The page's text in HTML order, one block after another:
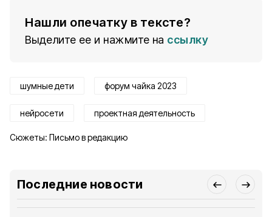
Нашли опечатку в тексте?
Выделите ее и нажмите на ссылку
шумные дети форум чайка 2023
нейросети проектная деятельность
Сюжеты: Письмо в редакцию
Последние новости